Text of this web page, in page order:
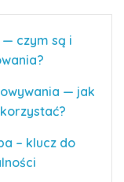
— czym są i
— jak
– klucz do